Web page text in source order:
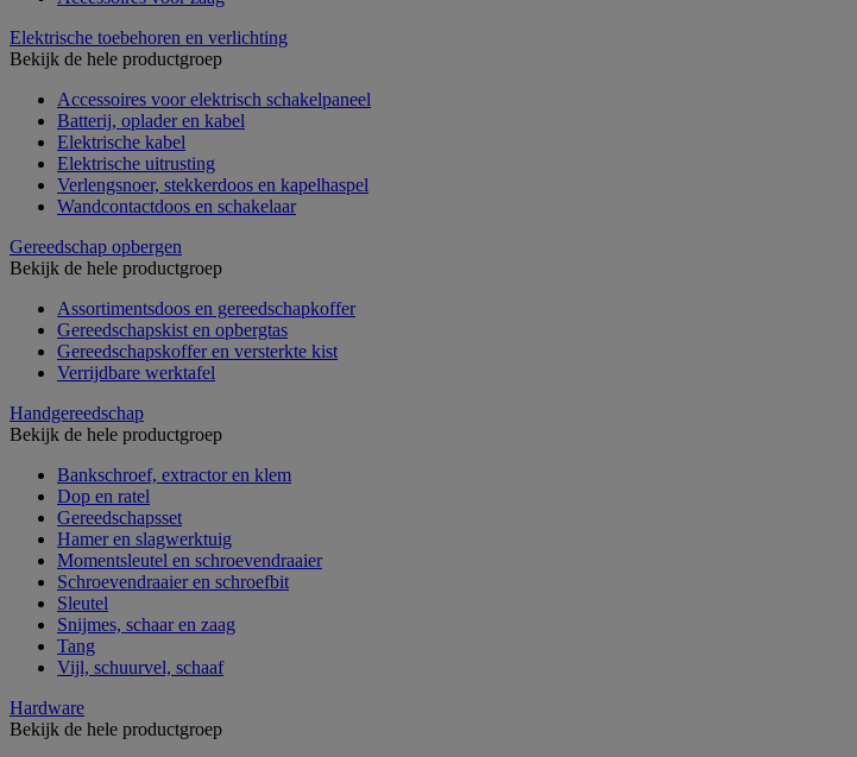
Elektrische toebehoren en verlichting
Bekijk de hele productgroep
Accessoires voor elektrisch schakelpaneel
Batterij, oplader en kabel
Elektrische kabel
Elektrische uitrusting
Verlengsnoer, stekkerdoos en kapelhaspel
Wandcontactdoos en schakelaar
Gereedschap opbergen
Bekijk de hele productgroep
Assortimentsdoos en gereedschapkoffer
Gereedschapskist en opbergtas
Gereedschapskoffer en versterkte kist
Verrijdbare werktafel
Handgereedschap
Bekijk de hele productgroep
Bankschroef, extractor en klem
Dop en ratel
Gereedschapsset
Hamer en slagwerktuig
Momentsleutel en schroevendraaier
Schroevendraaier en schroefbit
Sleutel
Snijmes, schaar en zaag
Tang
Vijl, schuurvel, schaaf
Hardware
Bekijk de hele productgroep